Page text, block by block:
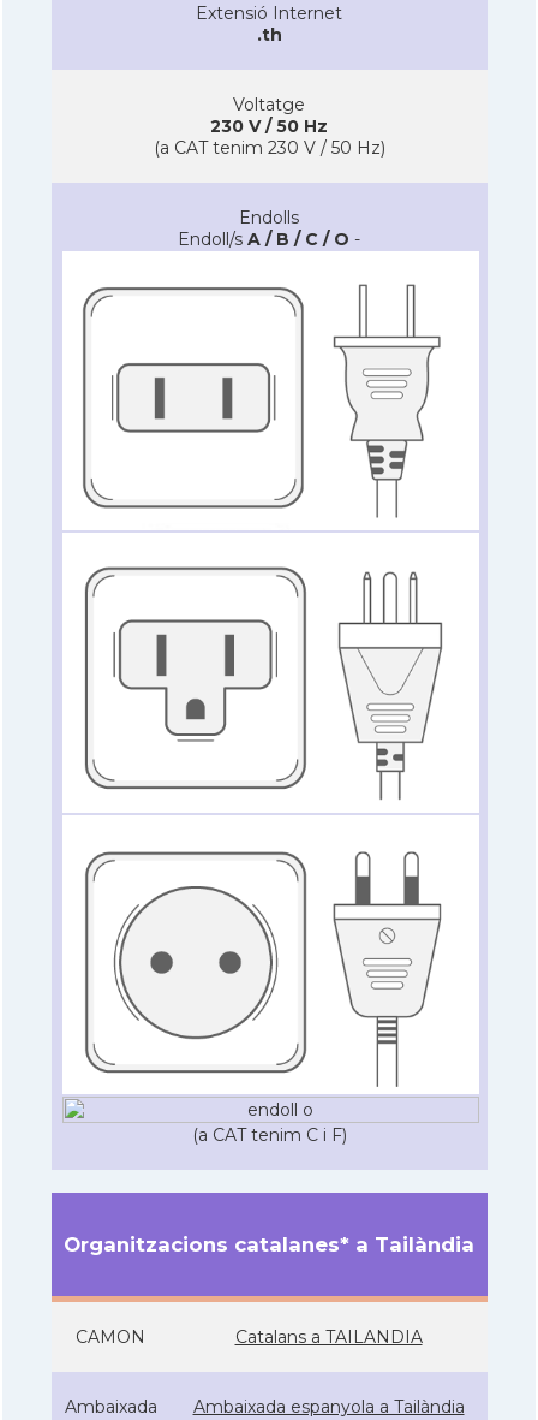
Extensió Internet
.th
Voltatge
230 V / 50 Hz
(a CAT tenim 230 V / 50 Hz)
Endolls
Endoll/s A / B / C / O -
(a CAT tenim C i F)
Organitzacions catalanes* a Tailàndia
CAMON Catalans a TAILANDIA
Ambaixada Ambaixada espanyola a Tailàndia